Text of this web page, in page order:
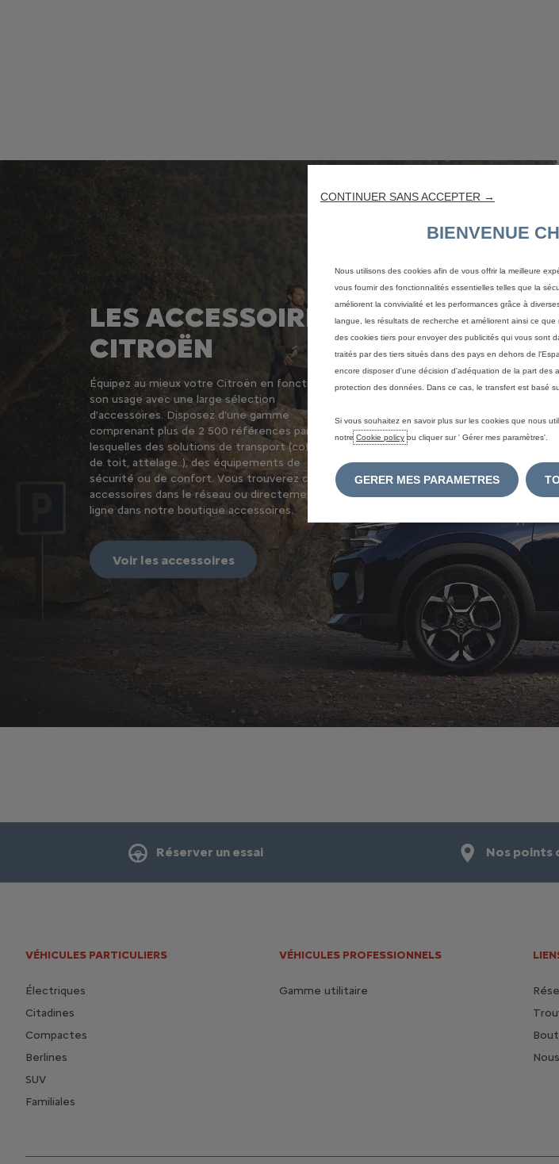
LES ACCESSOIRES
CITROËN
Équipez au mieux votre Citroën en fonction de
son usage avec une large sélection
d'accessoires. Disposez d'une gamme
comprenant plus de 2 500 références parmi
lesquelles des solutions de transport (coffres
de toit, attelage..), des équipements de
sécurité ou de confort. Vous trouverez ces
accessoires dans le réseau ou directement en
ligne dans notre boutique accessoires.
Voir les accessoires
Réserver un essai Nos points
VÉHICULES PARTICULIERS
Électriques
Citadines
Compactes
Berlines
SUV
Familiales
VÉHICULES PROFESSIONNELS
Gamme utilitaire
CONTINUER SANS ACCEPTER →
BIENVENUE
Nous utilisons des cookies afin de vous offrir la meilleure
vous fournir des fonctionnalités essentielles telles que la
améliorent la convivialité et les performances grâce à
langue, les résultats de recherche et améliorent ainsi ce
des cookies tiers pour envoyer des publicités qui vous sont
traités par des tiers situés dans des pays en dehors de
encore disposer d'une décision d'adéquation de la part des
protection des données. Dans ce cas, le transfert est basé
Si vous souhaitez en savoir plus sur les cookies que nous
notre Cookie policy ou cliquer sur ' Gérer mes paramètres'.
GERER MES PARAMETRES